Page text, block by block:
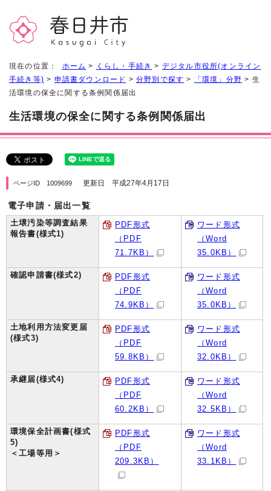
現在の位置： ホーム > くらし・手続き > デジタル市役所(オンライン
手続き等) > 申請書ダウンロード >分野別で探す > 「環境」分野 > 生
活環境の保全に関する条例関係届出
生活環境の保全に関する条例関係届出
ページID 1009699 更新日 平成27年4月17日
電子申請・届出一覧
土壌汚染等調査結果
報告書(様式1)
PDF形式
（PDF
71.7KB）
ワード形式
（Word
35.0KB）
確認申請書(様式2)
PDF形式
（PDF
74.9KB）
ワード形式
（Word
35.0KB）
土地利用方法変更届
(様式3)
PDF形式
（PDF
59.8KB）
ワード形式
（Word
32.0KB）
承継届(様式4)
PDF形式
（PDF
60.2KB）
ワード形式
（Word
32.5KB）
環境保全計画書(様式
5)
＜工場等用＞
PDF形式
（PDF
209.3KB）
ワード形式
（Word
33.1KB）